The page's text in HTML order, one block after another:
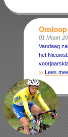
01 Maart
Vandaag
het
Lees